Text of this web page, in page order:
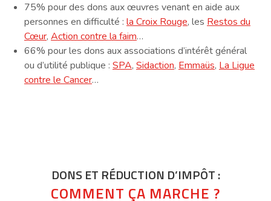
75% pour des dons aux œuvres venant en aide aux
personnes en difficulté : la Croix Rouge, les Restos du
Cœur, Action contre la faim…
66% pour les dons aux associations d’intérêt général
ou d’utilité publique : SPA, Sidaction, Emmaüs, La Ligue
contre le Cancer…
DONS ET RÉDUCTION D’IMPÔT :
COMMENT ÇA MARCHE ?